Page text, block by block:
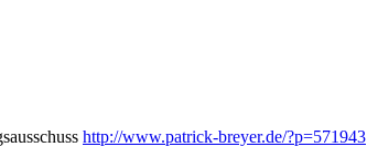
http://www.patrick-breyer.de/?p=571943